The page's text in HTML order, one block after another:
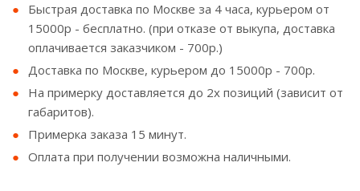
Быстрая доставка по Москве за 4 часа, курьером от
15000р - бесплатно. (при отказе от выкупа, доставка
оплачивается заказчиком - 700р.)
Доставка по Москве, курьером до 15000р - 700р.
На примерку доставляется до 2х позиций (зависит от
габаритов).
Примерка заказа 15 минут.
Оплата при получении возможна наличными.